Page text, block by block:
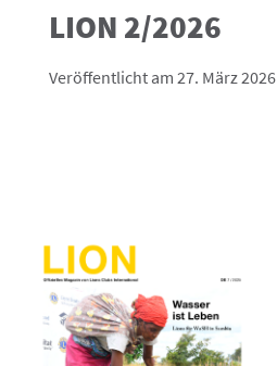
LION 2/2026
Veröffentlicht am 27. März 2026